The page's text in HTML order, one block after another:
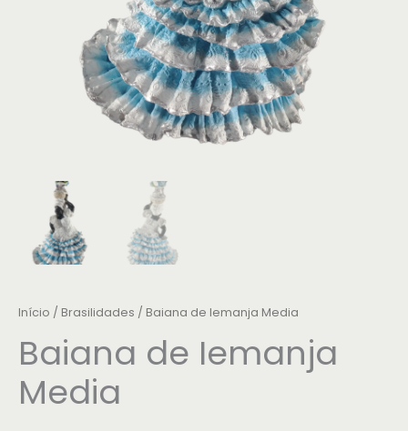
Início / Brasilidades / Baiana de Iemanja Media
Baiana de Iemanja
Media